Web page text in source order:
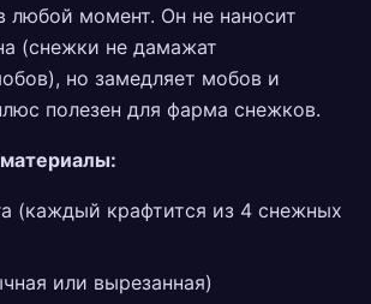
любой момент. Он не наносит
(снежки не дамажат
но замедляет мобов и
полезен для фарма снежков.
(каждый крафтится из 4 снежных
или вырезанная)